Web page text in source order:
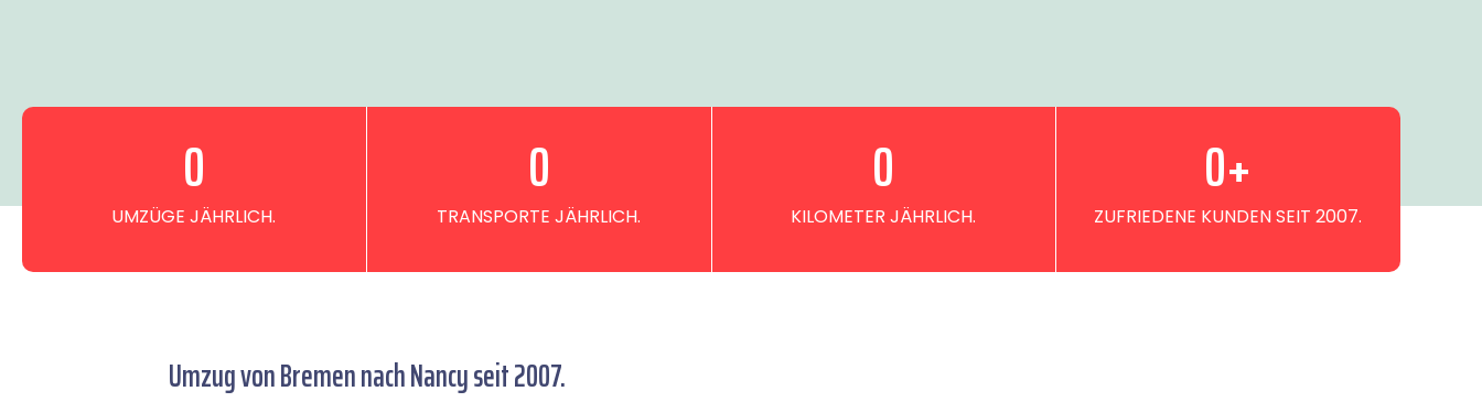
UMZÜGE JÄHRLICH.
0
TRANSPORTE JÄHRLICH.
0
KILOMETER JÄHRLICH.
0
ZUFRIEDENE KUNDEN SEIT 2007.
0+
Umzug von Bremen nach Nancy seit 2007.